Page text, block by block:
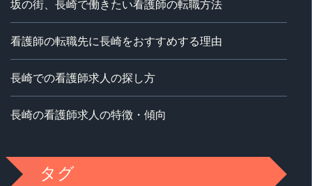
坂の街、長崎で働きたい看護師の転職方法
看護師の転職先に長崎をおすすめする理由
長崎での看護師求人の探し方
長崎の看護師求人の特徴・傾向
タグ